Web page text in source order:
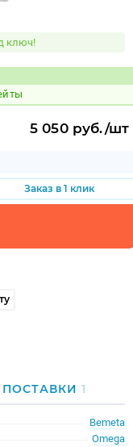
ключ!
Код:
861616
5 050 руб./шт
Заказ в 1 клик
1
Bemeta
Omega